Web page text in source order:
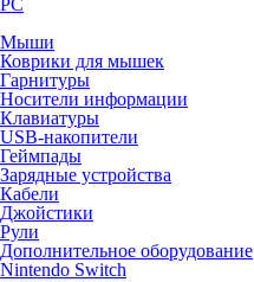
PC
Мыши
Коврики для мышек
Гарнитуры
Носители информации
Клавиатуры
USB-накопители
Геймпады
Зарядные устройства
Кабели
Джойстики
Рули
Дополнительное оборудование
Nintendo Switch